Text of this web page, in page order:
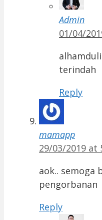
Admin
01/04/
terindah
Reply
mamapp
29/03/2019 at
aok.. semoga
pengorbanan
Reply